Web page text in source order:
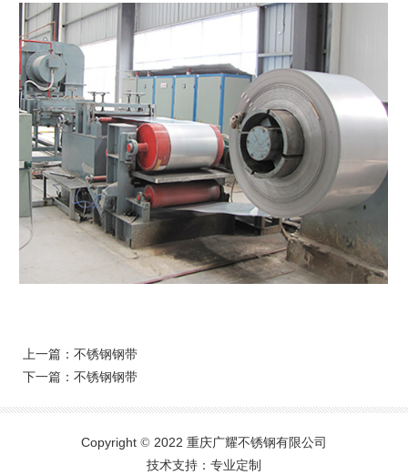
上一篇：不锈钢钢带
下一篇：不锈钢钢带
Copyright © 2022 重庆广耀不锈钢有限公司
技术支持：专业定制